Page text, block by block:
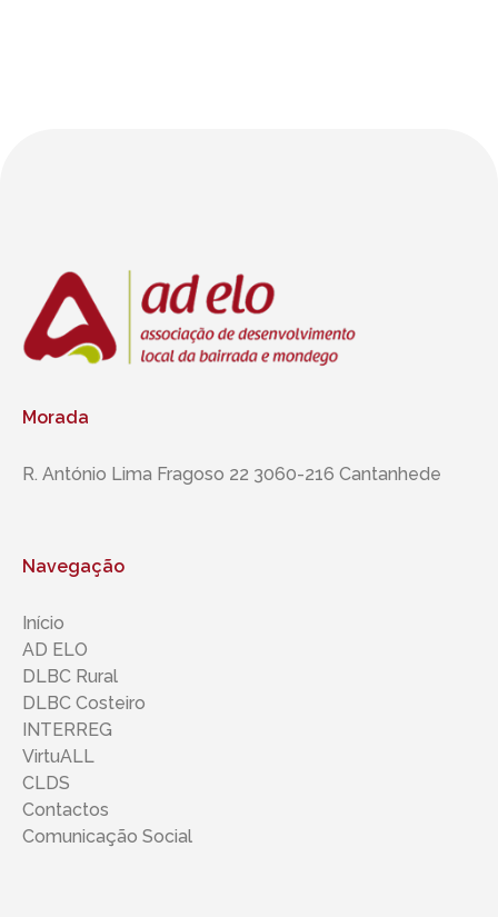
Morada
R. António Lima Fragoso 22 3060-216 Cantanhede
Navegação
Início
AD ELO
DLBC Rural
DLBC Costeiro
INTERREG
VirtuALL
CLDS
Contactos
Comunicação Social